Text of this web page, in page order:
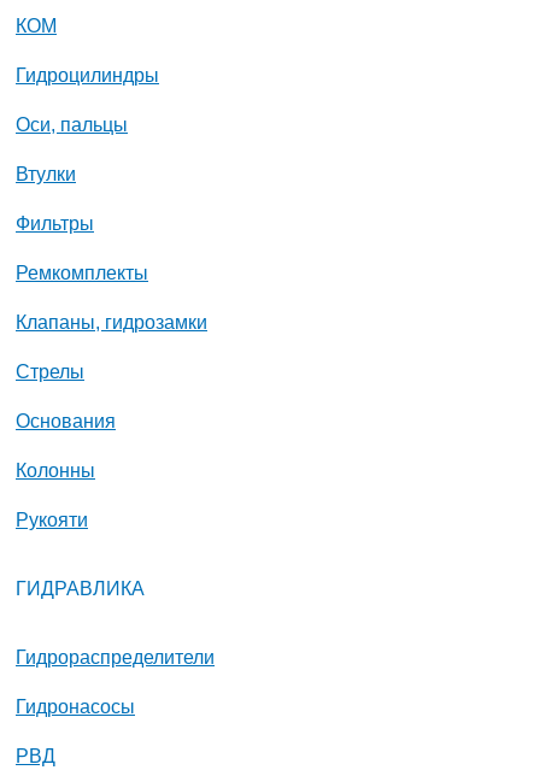
КОМ
Гидроцилиндры
Оси, пальцы
Втулки
Фильтры
Ремкомплекты
Клапаны, гидрозамки
Стрелы
Основания
Колонны
Рукояти
ГИДРАВЛИКА
Гидрораспределители
Гидронасосы
РВД